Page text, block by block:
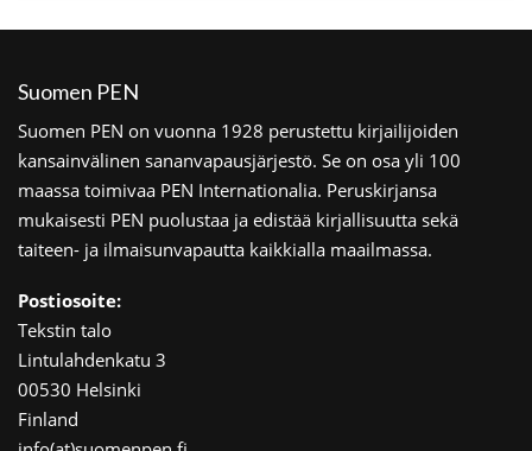
Suomen PEN
Suomen PEN on vuonna 1928 perustettu kirjailijoiden
kansainvälinen sananvapausjärjestö. Se on osa yli 100
maassa toimivaa PEN Internationalia. Peruskirjansa
mukaisesti PEN puolustaa ja edistää kirjallisuutta sekä
taiteen- ja ilmaisunvapautta kaikkialla maailmassa.
Postiosoite:
Tekstin talo
Lintulahdenkatu 3
00530 Helsinki
Finland